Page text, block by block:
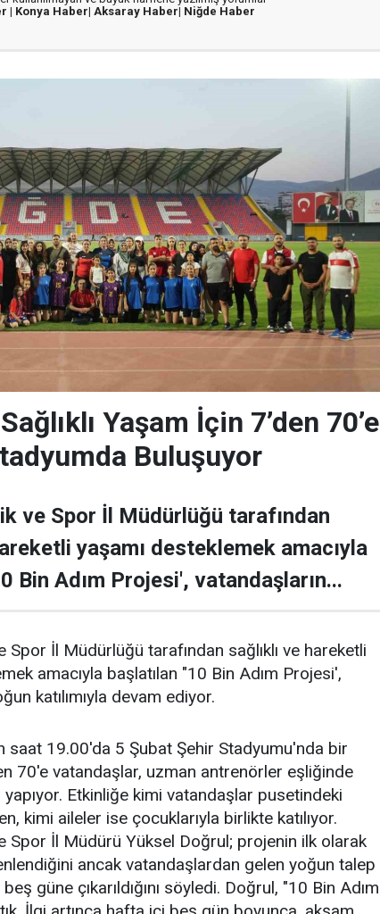
| Konya Haber| Aksaray Haber| Niğde Haber
Yaşam İçin 7’den 70’e
Buluşuyor
ve Spor İl Müdürlüğü tarafından
yaşamı desteklemek amacıyla
Bin Adım Projesi', vatandaşların...
Spor İl Müdürlüğü tarafından sağlıklı ve hareketli
amacıyla başlatılan "10 Bin Adım Projesi',
katılımıyla devam ediyor.
saat 19.00'da 5 Şubat Şehir Stadyumu'nda bir
70'e vatandaşlar, uzman antrenörler eşliğinde
Etkinliğe kimi vatandaşlar pusetindeki
kimi aileler ise çocuklarıyla birlikte katılıyor.
Spor İl Müdürü Yüksel Doğrul; projenin ilk olarak
ancak vatandaşlardan gelen yoğun talep
güne çıkarıldığını söyledi. Doğrul, "10 Bin Adım